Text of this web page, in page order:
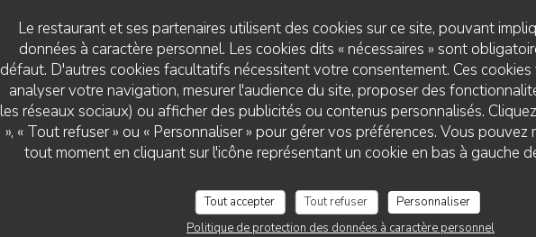
Le restaurant et ses partenaires utilisent des cookies sur ce site, pouvant
données à caractère personnel. Les cookies dits « nécessaires » sont
défaut. D'autres cookies facultatifs nécessitent votre consentement. Ces
analyser votre navigation, mesurer l'audience du site, proposer des
les réseaux sociaux) ou afficher des publicités ou contenus personnalisés.
», « Tout refuser » ou « Personnaliser » pour gérer vos préférences. Vous
tout moment en cliquant sur l'icône représentant un cookie en bas à gauche
Tout accepter Tout refuser
Personnaliser
Politique de protection des données à caractère personnel
Vous désirez nous contacter ?
Remplissez le formulaire ci-dessous !